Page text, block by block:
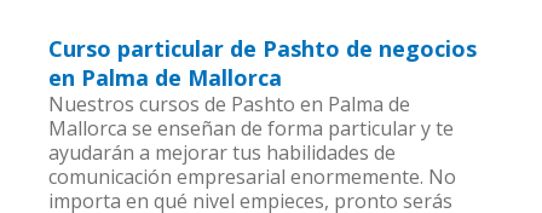
Curso particular de Pashto de negocios
en Palma de Mallorca
Nuestros cursos de Pashto en Palma de
Mallorca se enseñan de forma particular y te
ayudarán a mejorar tus habilidades de
comunicación empresarial enormemente. No
importa en qué nivel empieces, pronto serás